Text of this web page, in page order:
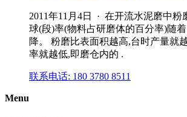
2011年11月4日 · 在开流水泥磨中粉
球(段)率(物料占研磨体的百分率)随
降。 粉磨比表面积越高,台时产量就
率就越低,即磨仓内的 .
联系电话: 180 3780 8511
Menu